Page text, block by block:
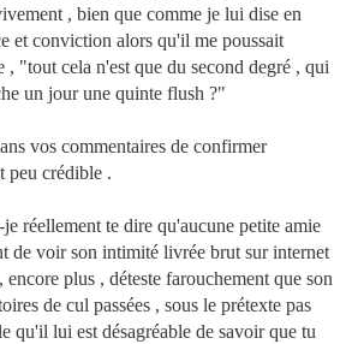
, bien que comme je lui dise en
et conviction alors qu'il me poussait
, "tout cela n'est que du second degré , qui
un jour une quinte flush ?"
vos commentaires de confirmer
peu crédible .
réellement te dire qu'aucune petite amie
de voir son intimité livrée brut sur internet
encore plus , déteste farouchement que son
de cul passées , sous le prétexte pas
qu'il lui est désagréable de savoir que tu